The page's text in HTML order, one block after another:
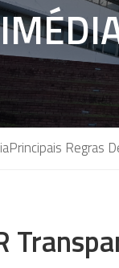
Principais Regras